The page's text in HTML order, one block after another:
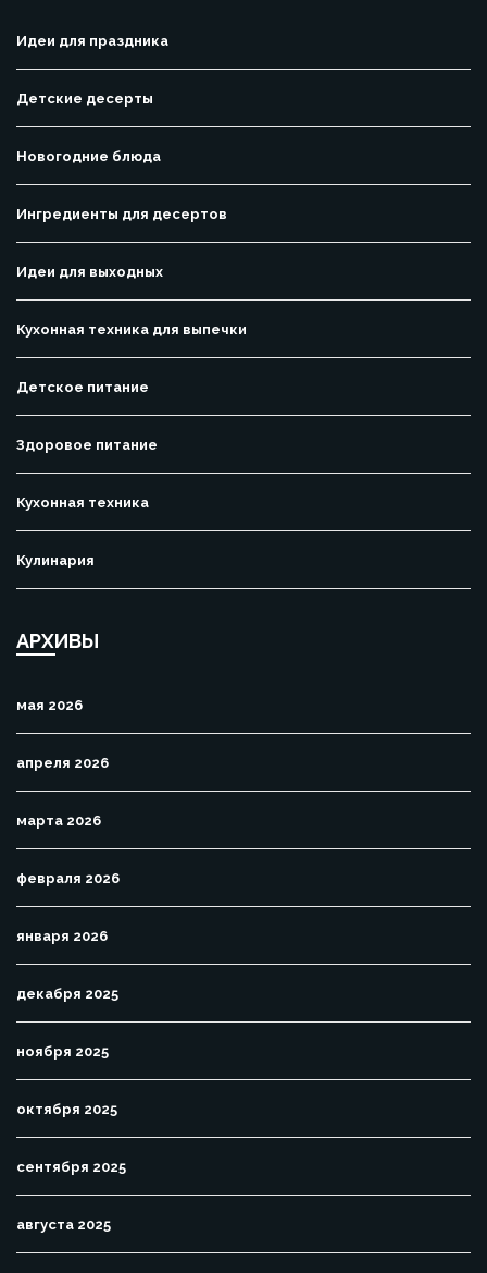
Идеи для праздника
Детские десерты
Новогодние блюда
Ингредиенты для десертов
Идеи для выходных
Кухонная техника для выпечки
Детское питание
Здоровое питание
Кухонная техника
Кулинария
АРХИВЫ
мая 2026
апреля 2026
марта 2026
февраля 2026
января 2026
декабря 2025
ноября 2025
октября 2025
сентября 2025
августа 2025